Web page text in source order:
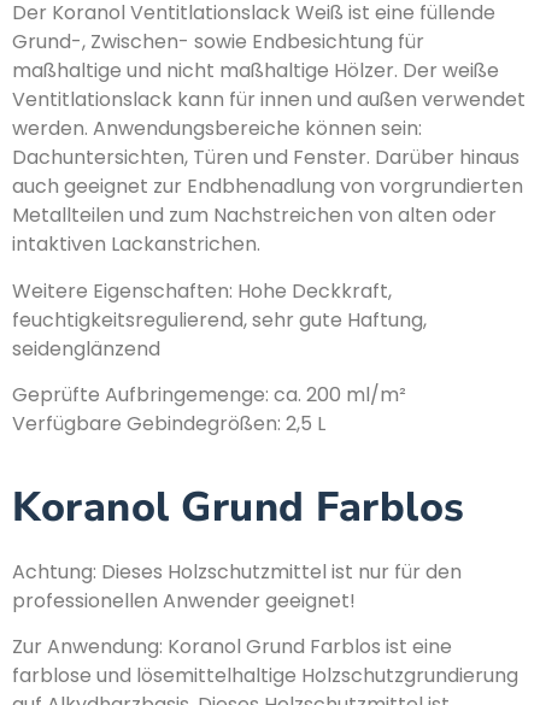
Der Koranol Ventitlationslack Weiß ist eine füllende
Grund-, Zwischen- sowie Endbesichtung für
maßhaltige und nicht maßhaltige Hölzer. Der weiße
Ventitlationslack kann für innen und außen verwendet
werden. Anwendungsbereiche können sein:
Dachuntersichten, Türen und Fenster. Darüber hinaus
auch geeignet zur Endbhenadlung von vorgrundierten
Metallteilen und zum Nachstreichen von alten oder
intaktiven Lackanstrichen.
Weitere Eigenschaften: Hohe Deckkraft,
feuchtigkeitsregulierend, sehr gute Haftung,
seidenglänzend
Geprüfte Aufbringemenge: ca. 200 ml/m²
Verfügbare Gebindegrößen: 2,5 L
Koranol Grund Farblos
Achtung: Dieses Holzschutzmittel ist nur für den
professionellen Anwender geeignet!
Zur Anwendung: Koranol Grund Farblos ist eine
farblose und lösemittelhaltige Holzschutzgrundierung